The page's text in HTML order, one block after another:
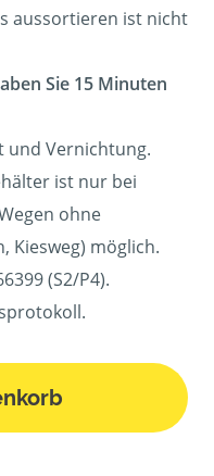
aussortieren ist nicht
Sie 15 Minuten
und Vernichtung.
ist nur bei
ohne
Kiesweg) möglich.
(S2/P4).